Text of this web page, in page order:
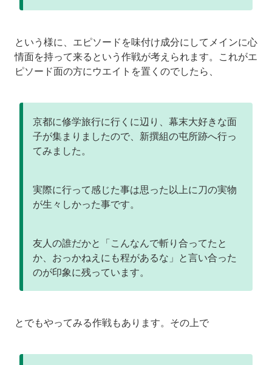
という様に、エピソードを味付け成分にしてメインに心
情面を持って来るという作戦が考えられます。これがエ
ピソード面の方にウエイトを置くのでしたら、
京都に修学旅行に行くに辺り、幕末大好きな面
子が集まりましたので、新撰組の屯所跡へ行っ
てみました。
実際に行って感じた事は思った以上に刀の実物
が生々しかった事です。
友人の誰だかと「こんなんで斬り合ってたと
か、おっかねえにも程があるな」と言い合った
のが印象に残っています。
とでもやってみる作戦もあります。その上で